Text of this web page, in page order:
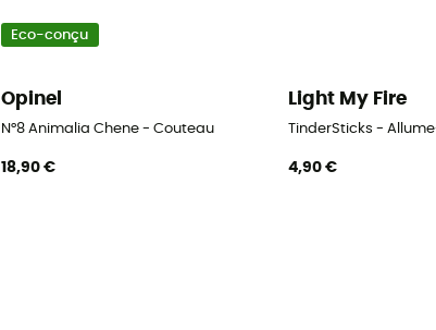
Eco-conçu
Opinel
N°8 Animalia Chene - Couteau
18,90 €
Light My Fire
TinderSticks -
4,90 €